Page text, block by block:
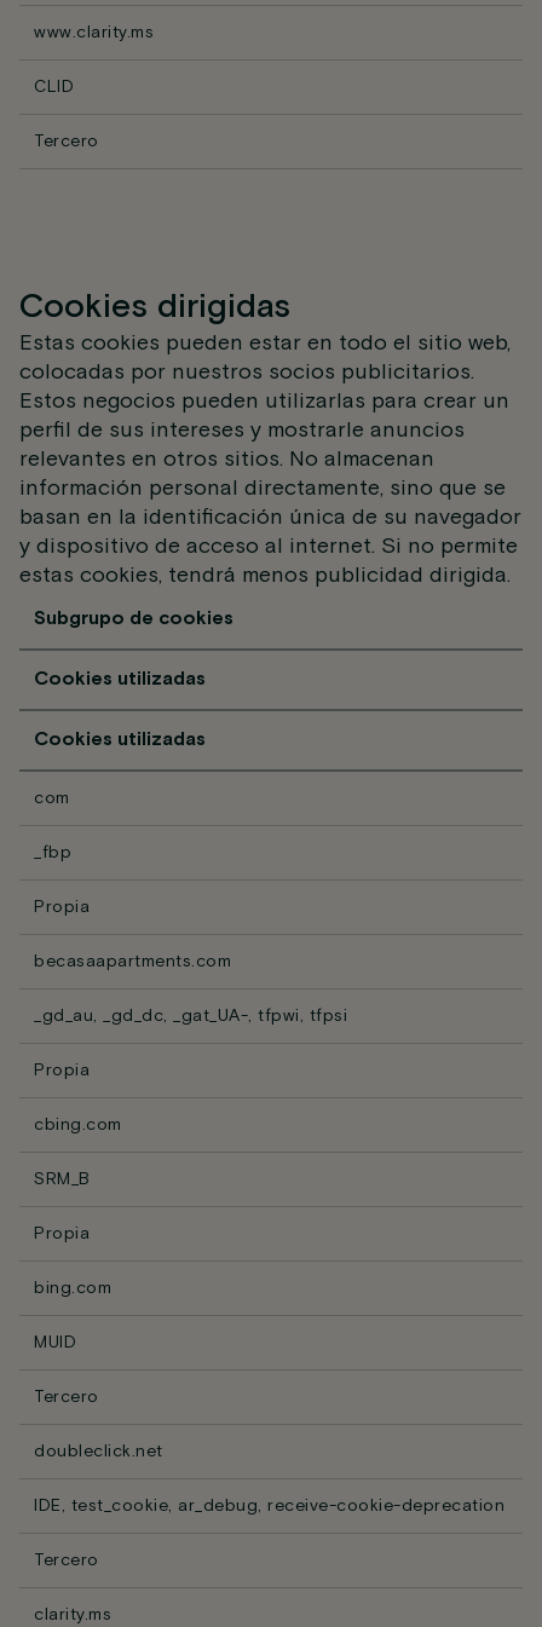
www.clarity.ms
CLID
Tercero
Cookies dirigidas
Estas cookies pueden estar en todo el sitio web,
colocadas por nuestros socios publicitarios.
Estos negocios pueden utilizarlas para crear un
perfil de sus intereses y mostrarle anuncios
relevantes en otros sitios. No almacenan
información personal directamente, sino que se
basan en la identificación única de su navegador
y dispositivo de acceso al internet. Si no permite
estas cookies, tendrá menos publicidad dirigida.
Subgrupo de cookies
Cookies utilizadas
Cookies utilizadas
com
_fbp
Propia
becasaapartments.com
_gd_au, _gd_dc, _gat_UA-, tfpwi, tfpsi
Propia
cbing.com
SRM_B
Propia
bing.com
MUID
Tercero
doubleclick.net
IDE, test_cookie, ar_debug, receive-cookie-deprecation
Tercero
clarity.ms